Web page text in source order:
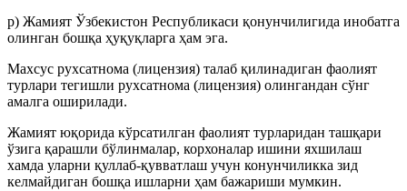
р) Жамият Ўзбекистон Республикаси қонунчилигида инобатга
олинган бошқа ҳуқуқларга ҳам эга.
Махсус рухсатнома (лицензия) талаб қилинадиган фаолият
турлари тегишли рухсатнома (лицензия) олингандан сўнг
амалга оширилади.
Жамият юқорида кўрсатилган фаолият турларидан ташқари
ўзига қарашли бўлинмалар, корхоналар ишини яхшилаш
хамда уларни қуллаб-қувватлаш учун конунчиликка зид
келмайдиган бошқа ишларни ҳам бажариши мумкин.